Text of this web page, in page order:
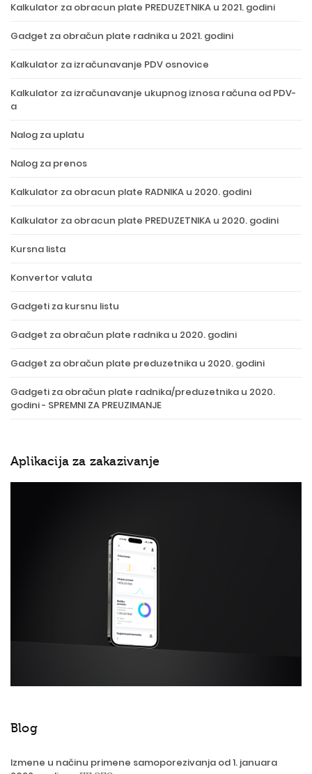
Kalkulator za obracun plate PREDUZETNIKA u 2021. godini
Gadget za obračun plate radnika u 2021. godini
Kalkulator za izračunavanje PDV osnovice
Kalkulator za izračunavanje ukupnog iznosa računa od PDV-
a
Nalog za uplatu
Nalog za prenos
Kalkulator za obracun plate RADNIKA u 2020. godini
Kalkulator za obracun plate PREDUZETNIKA u 2020. godini
Kursna lista
Konvertor valuta
Gadgeti za kursnu listu
Gadget za obračun plate radnika u 2020. godini
Gadget za obračun plate preduzetnika u 2020. godini
Gadgeti za obračun plate radnika/preduzetnika u 2020.
godini - SPREMNI ZA PREUZIMANJE
Aplikacija za zakazivanje
Blog
Izmene u načinu primene samoporezivanja od 1. januara